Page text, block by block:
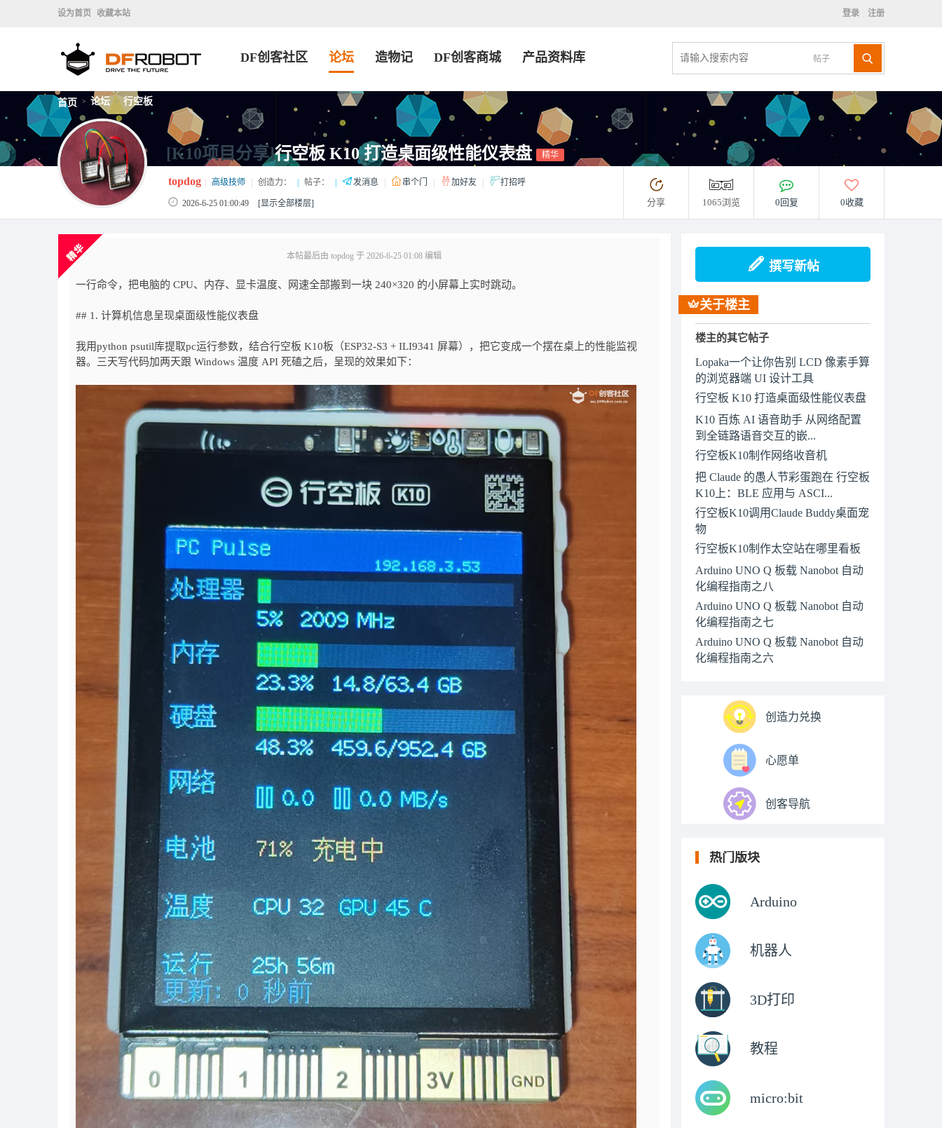
设为首页 收藏本站 登录 注册
帖子
DF创客社区 论坛 造物记 DF创客商城 产品资料库
首页 > 论坛 > 行空板
[K10项目分享]行空板 K10 打造桌面级性能仪表盘 精华
topdog 高级技师 创造力： 帖子： 发消息 串个门 加好友 打招呼
2026-6-25 01:00:49 [显示全部楼层] 分享 1065浏览 0回复 0收藏
本帖最后由 topdog 于 2026-6-25 01:08 编辑
一行命令，把电脑的 CPU、内存、显卡温度、网速全部搬到一块 240×320 的小屏幕上实时跳动。
## 1. 计算机信息呈现桌面级性能仪表盘
我用python psutil库提取pc运行参数，结合行空板 K10板（ESP32-S3 + ILI9341 屏幕），把它变成一个摆在桌上的性能监视
器。三天写代码加两天跟 Windows 温度 API 死磕之后，呈现的效果如下：
撰写新帖
关于楼主
楼主的其它帖子
Lopaka一个让你告别 LCD 像素手算
的浏览器端 UI 设计工具
行空板 K10 打造桌面级性能仪表盘
K10 百炼 AI 语音助手 从网络配置
到全链路语音交互的嵌...
行空板K10制作网络收音机
把 Claude 的愚人节彩蛋跑在 行空板
K10上：BLE 应用与 ASCI...
行空板K10调用Claude Buddy桌面宠
物
行空板K10制作太空站在哪里看板
Arduino UNO Q 板载 Nanobot 自动
化编程指南之八
Arduino UNO Q 板载 Nanobot 自动
化编程指南之七
Arduino UNO Q 板载 Nanobot 自动
化编程指南之六
创造力兑换
心愿单
创客导航
热门版块
Arduino
机器人
3D打印
教程
micro:bit